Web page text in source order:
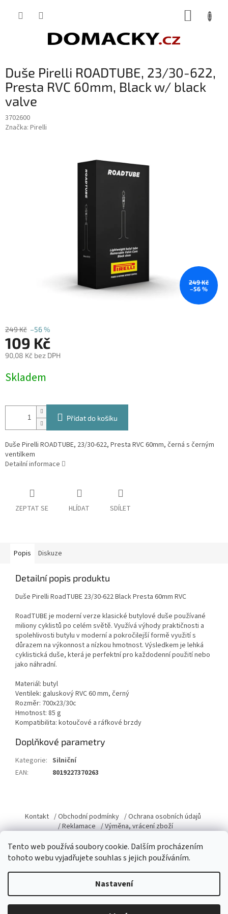
Tento web používá soubory cookie. Dalším procházením
tohoto webu vyjadřujete souhlas s jejich používáním.
Nastavení
Duše Pirelli ROADTUBE, 23/30-622,
Presta RVC 60mm, Black w/ black
valve
3702600
Značka: Pirelli
249 Kč
–56 %
249 Kč –56 %
109 Kč
90,08 Kč bez DPH
cena:
Skladem
Přidat do košíku
Duše Pirelli ROADTUBE, 23/30-622, Presta RVC 60mm, černá s černým
ventilkem
Detailní informace
ZEPTAT SE HLÍDAT SDÍLET
Popis Diskuze
Detailní popis produktu
Duše Pirelli RoadTUBE 23/30-622 Black Presta 60mm RVC
RoadTUBE je moderní verze klasické butylové duše používané
miliony cyklistů po celém světě. Využívá výhody praktičnosti a
spolehlivosti butylu v moderní a pokročilejší formě využití s
důrazem na výkonnost a nízkou hmotnost. Výsledkem je lehká
cyklistická duše, která je perfektní pro každodenní použití nebo
jako náhradní.
Materiál: butyl
Ventilek: galuskový RVC 60 mm, černý
Rozměr: 700x23/30c
Hmotnost: 85 g
Kompatibilita: kotoučové a ráfkové brzdy
Doplňkové parametry
Kategorie: Silniční
EAN: 8019227370263
p
a
Kontakt / Obchodní podmínky / Ochrana osobních údajů
/ Reklamace / Výměna, vrácení zboží
Copyright 2026Domacky.cz. Všechna práva vyhrazena.Upravit